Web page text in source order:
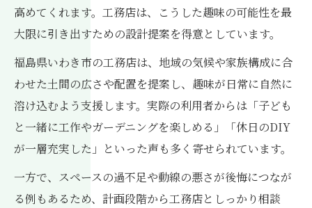
高めてくれます。工務店は、こうした趣味の可能性を最
大限に引き出すための設計提案を得意としています。
福島県いわき市の工務店は、地域の気候や家族構成に合
わせた土間の広さや配置を提案し、趣味が日常に自然に
溶け込むよう支援します。実際の利用者からは「子ども
と一緒に工作やガーデニングを楽しめる」「休日のDIY
が一層充実した」といった声も多く寄せられています。
一方で、スペースの過不足や動線の悪さが後悔につなが
る例もあるため、計画段階から工務店としっかり相談